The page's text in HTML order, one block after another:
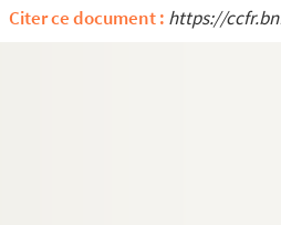
et moine benedictin, patron de
Citer ce document : https://